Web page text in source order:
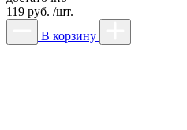
119 руб. /шт.
В корзину